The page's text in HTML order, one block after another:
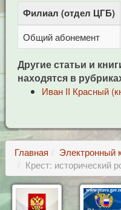
Филиал (отдел ЦГБ)
Общий абонемент
Другие статьи и
находятся в
Иван II Красный
Главная
Электронный
Крест: исторический